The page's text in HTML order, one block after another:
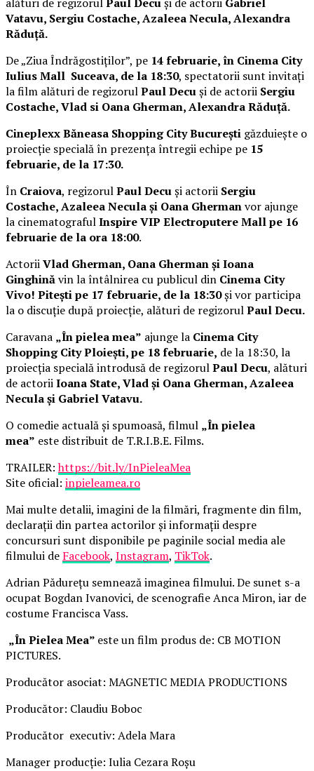
alături de regizorulPaul Decuși de actorii Gabriel
Vatavu, Sergiu Costache, Azaleea Necula, Alexandra
Răduță.
De „Ziua Îndrăgostiților”, pe 14 februarie, în Cinema City
Iulius Mall Suceava, de la 18:30, spectatorii sunt invitați
la film alături de regizorulPaul Decuși de actorii Sergiu
Costache, Vlad si Oana Gherman, Alexandra Răduță.
Cineplexx Băneasa Shopping City București găzduiește o
proiecție specială în prezența întregii echipe pe 15
februarie, de la 17:30.
În Craiova, regizorulPaul Decuși actorii Sergiu
Costache, Azaleea Necula și Oana Ghermanvor ajunge
la cinematografulInspire VIP Electroputere Mall pe 16
februarie de la ora 18:00.
ActoriiVlad Gherman, Oana Gherman și Ioana
Ginghinăvin la întâlnirea cu publicul din Cinema City
Vivo! Pitești pe 17 februarie, de la 18:30și vor participa
la o discuție după proiecție, alături de regizorulPaul Decu.
Caravana „În pielea mea” ajunge la Cinema City
Shopping City Ploiești, pe 18 februarie, de la 18:30, la
proiecția specială introdusă de regizorulPaul Decu, alături
de actoriiIoana State, Vlad și Oana Gherman, Azaleea
Necula și Gabriel Vatavu.
O comedie actuală și spumoasă, filmul „În pielea
mea” este distribuit de T.R.I.B.E. Films.
TRAILER:https://bit.ly/InPieleaMea
Site oficial: inpieleamea.ro
Mai multe detalii, imagini de la filmări, fragmente din film,
declarații din partea actorilor și informații despre
concursuri sunt disponibile pe paginile social media ale
filmului de Facebook, Instagram, TikTok.
Adrian Pădurețu semnează imaginea filmului. De sunet s-a
ocupat Bogdan Ivanovici, de scenografie Anca Miron, iar de
costume Francisca Vass.
„În Pielea Mea” este un film produs de: CB MOTION
PICTURES.
Producător asociat: MAGNETIC MEDIA PRODUCTIONS
Producător: Claudiu Boboc
Producător executiv: Adela Mara
Manager producție: Iulia Cezara Roșu